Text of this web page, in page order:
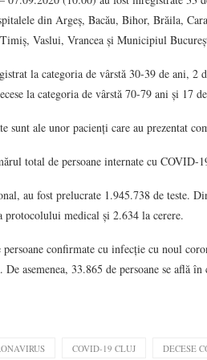
din Argeș, Bacău, Bihor, Brăila,
Vaslui, Vrancea și Municipiul
la categoria de vârstă 30-39 de ani, 2
la categoria de vârstă 70-79 ani și 17
sunt ale unor pacienți care au prezentat
total de persoane internate cu COVID-
au fost prelucrate 1.945.738 de teste.
protocolului medical și 2.634 la cerere.
confirmate cu infecție cu noul
asemenea, 33.865 de persoane se află
COVID-19 CLUJ DECESE